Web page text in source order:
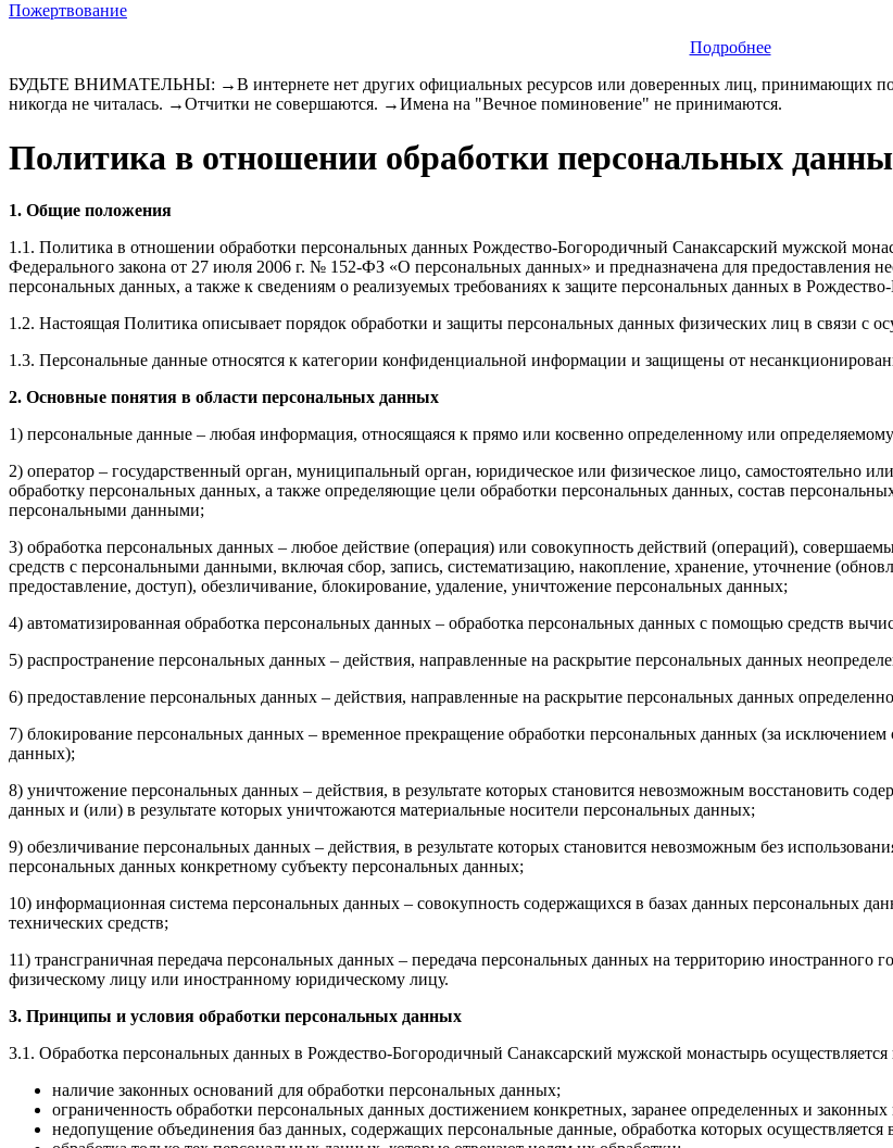
Пожертвование
Подробнее
БУДЬТЕ ВНИМАТЕЛЬНЫ: →В интернете нет других официальных ресурсов или доверенных лиц, принимающих
никогда не читалась. →Отчитки не совершаются. →Имена на "Вечное поминовение" не принимаются.
Политика в отношении обработки персональных
1. Общие положения
1.1. Политика в отношении обработки персональных данных Рождество-Богородичный Санаксарский мужской
Федерального закона от 27 июля 2006 г. № 152-ФЗ «О персональных данных» и предназначена для предоставления
персональных данных, а также к сведениям о реализуемых требованиях к защите персональных данных в
1.2. Настоящая Политика описывает порядок обработки и защиты персональных данных физических лиц в связи с
1.3. Персональные данные относятся к категории конфиденциальной информации и защищены от
2. Основные понятия в области персональных данных
1) персональные данные – любая информация, относящаяся к прямо или косвенно определенному или
2) оператор – государственный орган, муниципальный орган, юридическое или физическое лицо, самостоятельно
обработку персональных данных, а также определяющие цели обработки персональных данных, состав
персональными данными;
3) обработка персональных данных – любое действие (операция) или совокупность действий (операций),
средств с персональными данными, включая сбор, запись, систематизацию, накопление, хранение, уточнение
предоставление, доступ), обезличивание, блокирование, удаление, уничтожение персональных данных;
4) автоматизированная обработка персональных данных – обработка персональных данных с помощью средств
5) распространение персональных данных – действия, направленные на раскрытие персональных данных
6) предоставление персональных данных – действия, направленные на раскрытие персональных данных
7) блокирование персональных данных – временное прекращение обработки персональных данных (за исключением
данных);
8) уничтожение персональных данных – действия, в результате которых становится невозможным восстановить
данных и (или) в результате которых уничтожаются материальные носители персональных данных;
9) обезличивание персональных данных – действия, в результате которых становится невозможным без
персональных данных конкретному субъекту персональных данных;
10) информационная система персональных данных – совокупность содержащихся в базах данных персональных
технических средств;
11) трансграничная передача персональных данных – передача персональных данных на территорию иностранного
физическому лицу или иностранному юридическому лицу.
3. Принципы и условия обработки персональных данных
3.1. Обработка персональных данных в Рождество-Богородичный Санаксарский мужской монастырь
наличие законных оснований для обработки персональных данных;
ограниченность обработки персональных данных достижением конкретных, заранее определенных и законных
недопущение объединения баз данных, содержащих персональные данные, обработка которых